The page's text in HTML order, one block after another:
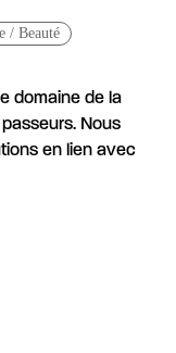
/ Beauté
domaine de la
Nous
en lien avec